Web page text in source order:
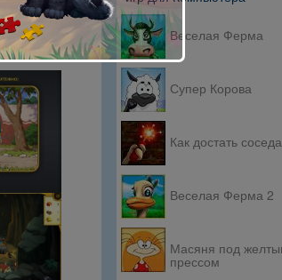
Веселая Ферма
Супер Корова
Как достать соседа
Веселая Ферма 2
Масяня под
прессом